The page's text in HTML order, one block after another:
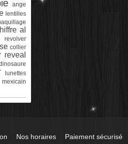
ange
lentilles
al
revolver
collier
reveal
lunettes
mexicain
Nos horaires Paiement sécurisé